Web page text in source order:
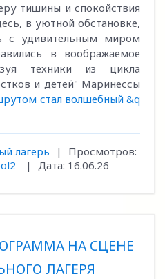
тишины и спокойствия
в уютной обстановке,
с удивительным миром
в воображаемое
техники из цикла
и детей" Маринессы
стал волшебный &q
лагерь |
Просмотров:
| Дата: 16.06.26
НА СЦЕНЕ
ЛАГЕРЯ